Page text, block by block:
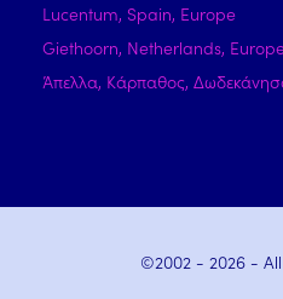
Lucentum, Spain, Europe
Giethoorn, Netherlands,
Άπελλα, Κάρπαθος,
©2002 - 2026 -